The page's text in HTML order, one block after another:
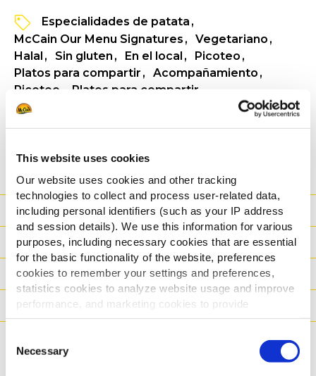
This website uses cookies
Our website uses cookies and other tracking
technologies to collect and process user-related data,
including personal identifiers (such as your IP address
and session details). We use this information for various
purposes, including necessary cookies that are essential
for the basic functionality of the website, preferences
cookies to remember your settings and preferences,
statistics cookies to analyze website usage and improve
performance, and marketing cookies to provide
personalized content and advertising.
By clicking 'Allow all cookies', you consent to the use of
all cookies. If you'd like to customize your preferences,
Selection
Necessary
Especialidades de patata
McCain Our Menu Signatures
Vegetariano
Halal
Sin gluten En el local
Picoteo
Platos para compartir
Acompañamiento
Picoteo
Platos para compartir
VER INFORMACIÓN DEL PRODUCTO
DESCARGA INFO
Información nutricional
Ingredientes
Datos logísticos
Instrucciones de cocinado